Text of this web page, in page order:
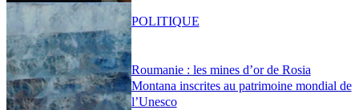
Roumanie : les mines d’or de Rosia
Montana inscrites au patrimoine mondial de
l’Unesco
POLITIQUE